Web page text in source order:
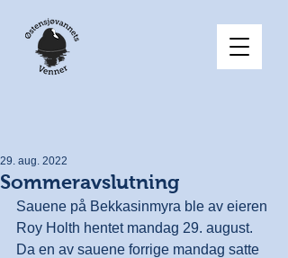
Sommeravslutning
29. aug. 2022
Sauene på Bekkasinmyra ble av eieren
Roy Holth hentet mandag 29. august.
Da en av sauene forrige mandag satte